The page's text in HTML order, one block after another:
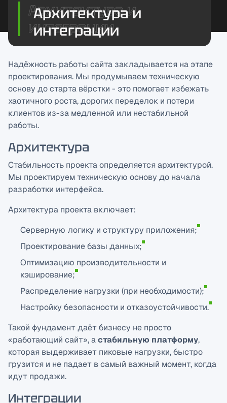
Архитектура и
интеграции
Надёжность работы сайта закладывается на этапе
проектирования. Мы продумываем техническую
основу до старта вёрстки - это помогает избежать
хаотичного роста, дорогих переделок и потери
клиентов из-за медленной или нестабильной
работы.
Архитектура
Стабильность проекта определяется архитектурой.
Мы проектируем техническую основу до начала
разработки интерфейса.
Архитектура проекта включает:
Серверную логику и структуру приложения;
Проектирование базы данных;
Оптимизацию производительности и
кэширование;
Распределение нагрузки (при необходимости);
Настройку безопасности и отказоустойчивости.
Такой фундамент даёт бизнесу не просто
«работающий сайт», астабильную платформу,
которая выдерживает пиковые нагрузки, быстро
грузится и не падает в самый важный момент, когда
идут продажи.
Интеграции